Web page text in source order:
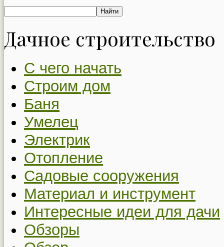
Дачное строительство
С чего начать
Строим дом
Баня
Умелец
Электрик
Отопление
Садовые сооружения
Материал и инструмент
Интересные идеи для дачи
Обзоры